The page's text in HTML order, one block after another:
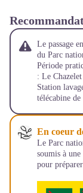
Le passage
du Parc
Période
: Le
Station
télécabine de
En coeur
Le Parc
soumis à une
pour